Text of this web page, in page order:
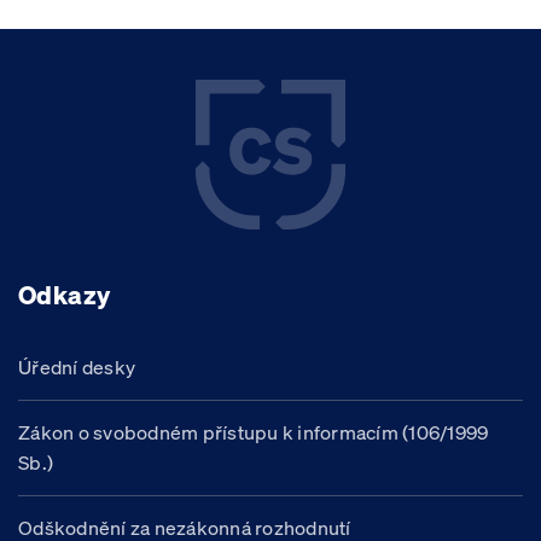
Odkazy
Úřední desky
Zákon o svobodném přístupu k informacím (106/1999
Sb.)
Odškodnění za nezákonná rozhodnutí